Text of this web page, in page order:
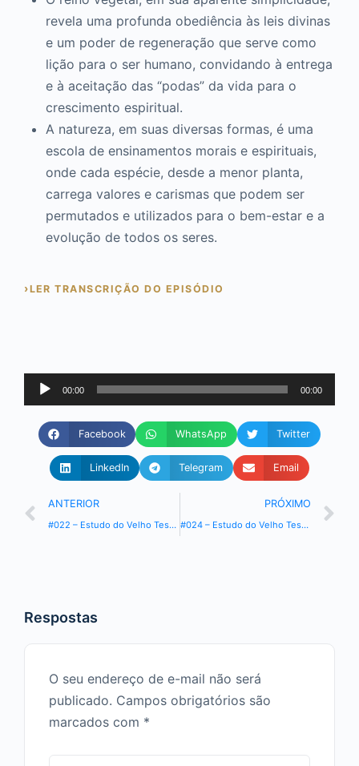
revela uma profunda obediência às leis divinas
e um poder de regeneração que serve como
lição para o ser humano, convidando à entrega
e à aceitação das “podas” da vida para o
crescimento espiritual.
A natureza, em suas diversas formas, é uma
escola de ensinamentos morais e espirituais,
onde cada espécie, desde a menor planta,
carrega valores e carismas que podem ser
permutados e utilizados para o bem-estar e a
evolução de todos os seres.
LER TRANSCRIÇÃO DO EPISÓDIO
Tocador
de
áudio
00:00 00:00
Facebook WhatsApp Twitter
LinkedIn Telegram Email
ANTERIOR
#022 – Estudo do Velho Testamento – Livro Gênesis
PRÓXIMO
#024 – Estudo do Velho Testamento – Livro Gênesis
Respostas
O seu endereço de e-mail não será
publicado. Campos obrigatórios são
marcados com *